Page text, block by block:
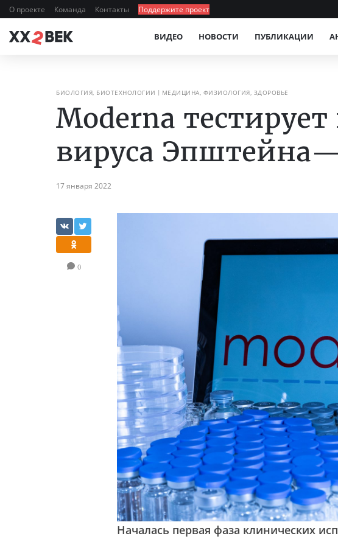
О проекте Команда Контакты Поддержите проект
ВИДЕО НОВОСТИ ПУБЛИКАЦИИ
БИОЛОГИЯ, БИОТЕХНОЛОГИИ МЕДИЦИНА, ФИЗИОЛОГИЯ, ЗДОРОВЬЕ
Moderna
вируса
17 января 2022
0
Началась первая фаза клинических